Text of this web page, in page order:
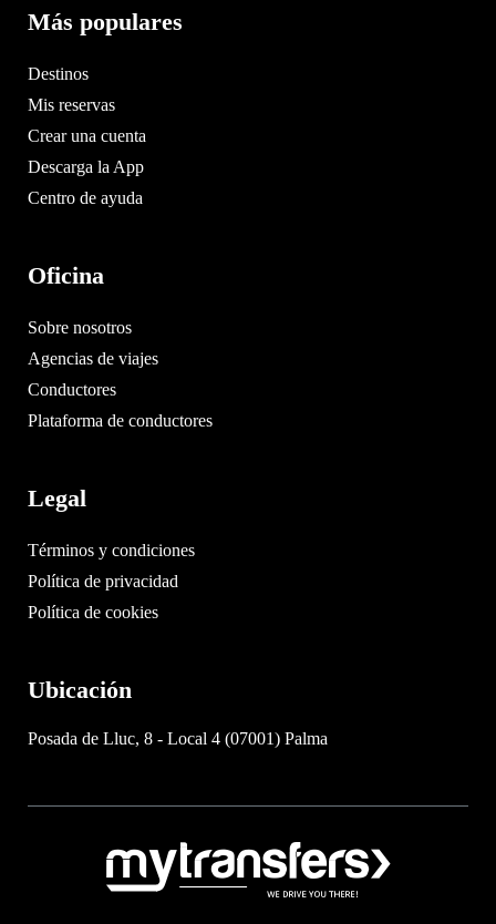
Más populares
Destinos
Mis reservas
Crear una cuenta
Descarga la App
Centro de ayuda
Oficina
Sobre nosotros
Agencias de viajes
Conductores
Plataforma de conductores
Legal
Términos y condiciones
Política de privacidad
Política de cookies
Ubicación
Posada de Lluc, 8 - Local 4 (07001) Palma